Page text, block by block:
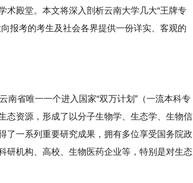
术殿堂。本文将深入剖析云南大学几大“王牌专
报考的考生及社会各界提供一份详实、客观的
南省唯一一个进入国家“双万计划”（一流本科专
态资源，形成了以分子生物学、生态学、生物信
了一系列重要研究成果，拥有多位享受国务院政
研机构、高校、生物医药企业等，特别是对生态